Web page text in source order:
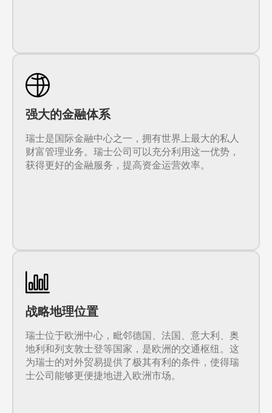
强大的金融体系
瑞士是国际金融中心之一，拥有世界上最大的私人
财富管理业务。瑞士公司可以充分利用这一优势，
获得更好的金融服务，提高资金运营效率。
战略地理位置
瑞士位于欧洲中心，毗邻德国、法国、意大利、奥
地利和列支敦士登等国家，是欧洲的交通枢纽。这
为瑞士的对外贸易提供了极其有利的条件，使得瑞
士公司能够更便捷地进入欧洲市场。